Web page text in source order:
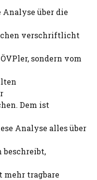
Analyse über die
verschriftlicht
sondern vom
Dem ist
Analyse alles über
mehr tragbare